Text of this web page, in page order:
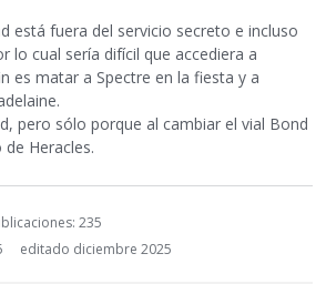
está fuera del servicio secreto e incluso
lo cual sería difícil que accediera a
es matar a Spectre en la fiesta y a
pero sólo porque al cambiar el vial Bond
Heracles.
235
editado diciembre 2025